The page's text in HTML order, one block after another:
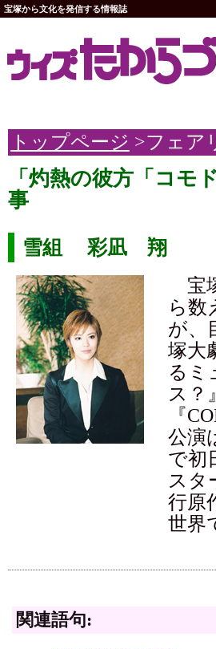
宝塚から文化を発信する情報誌
トップページ >フェア
「灼熱の彼方「コモ
事
雪組 彩凪 翔
宝
ら数
が、
塚大
るミ
ス？
『
公演
で初
ス
行原
世界
関連語句: